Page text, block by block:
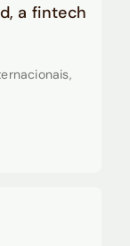
a fintech